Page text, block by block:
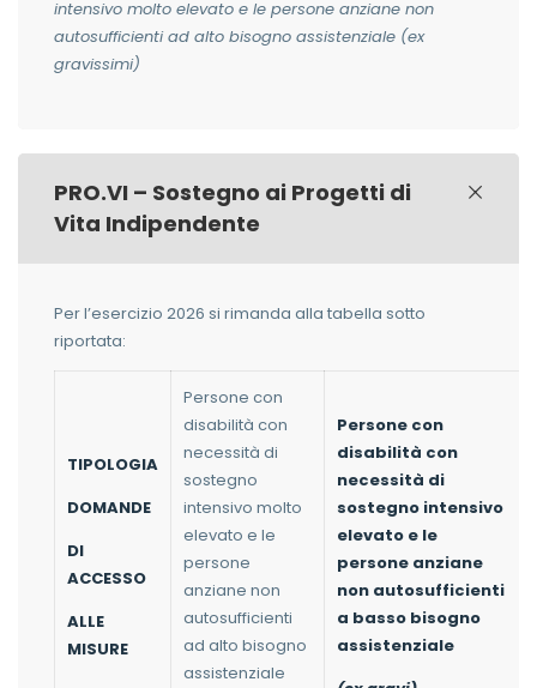
intensivo molto elevato e le persone anziane non
autosufficienti ad alto bisogno assistenziale (ex
gravissimi)
PRO.VI – Sostegno ai Progetti di
Vita Indipendente
Per l’esercizio 2026 si rimanda alla tabella sotto
riportata:
TIPOLOGIA
DOMANDE
DI
ACCESSO
ALLE
MISURE
Persone con
disabilità con
necessità di
sostegno
intensivo molto
elevato e le
persone
anziane non
autosufficienti
ad alto bisogno
assistenziale
Persone con
disabilità con
necessità di
sostegno intensivo
elevato e le
persone anziane
non autosufficienti
a basso bisogno
assistenziale